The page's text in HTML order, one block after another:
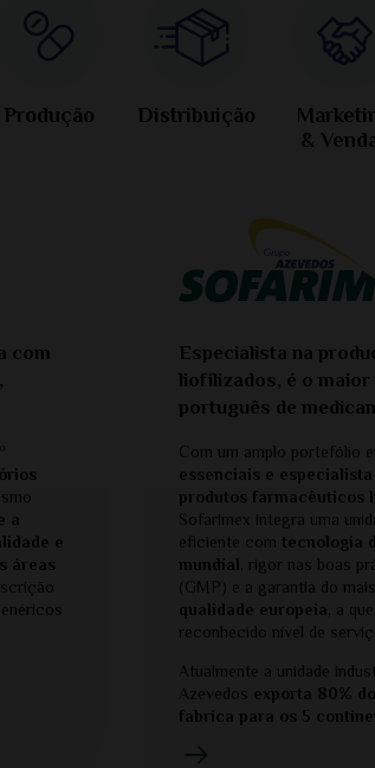
Produção Distribuição
&
com
a
e
áreas
Especialista na
liofilizados, é o
português de
Com um amplo portefólio
essenciais e
produtos farmacêuticos
Sofarimex integra uma
eficiente com tecnologia
mundial , rigor nas boas
(GMP) e a garantia do mais
qualidade europeia , a
reconhecido nível de
Atualmente a unidade
Azevedos exporta 80%
fabrica para os 5